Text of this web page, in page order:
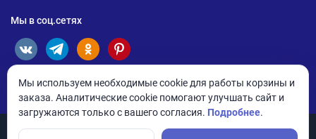
Мы в соц.сетях
Мы используем необходимые cookie для работы корзины и
заказа. Аналитические cookie помогают улучшать сайт и
загружаются только с вашего согласия. Подробнее.